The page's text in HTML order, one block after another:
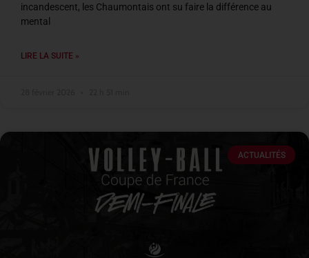
incandescent, les Chaumontais ont su faire la différence au
mental
LIRE LA SUITE »
ACTUALITÉS